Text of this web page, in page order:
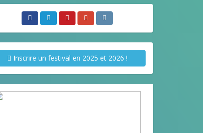
Inscrire un festival en 2025 et 2026 !